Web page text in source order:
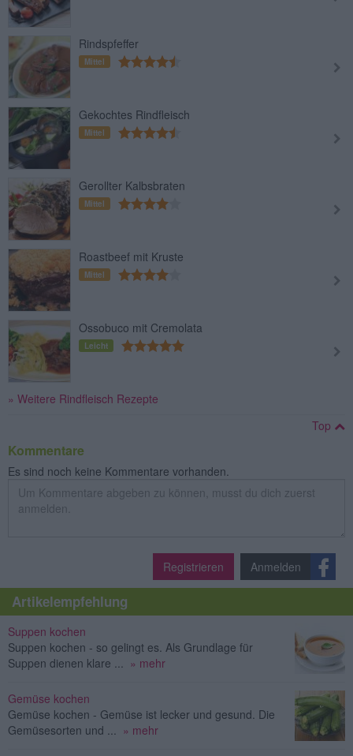
Rindspfeffer
Mittel
Gekochtes Rindfleisch
Mittel
Gerollter Kalbsbraten
Mittel
Roastbeef mit Kruste
Mittel
Ossobuco mit Cremolata
Leicht
» Weitere Rindfleisch Rezepte
Top
Kommentare
Es sind noch keine Kommentare vorhanden.
Registrieren Anmelden
Artikelempfehlung
Suppen kochen
Suppen kochen - so gelingt es. Als Grundlage für
Suppen dienen klare ... » mehr
Gemüse kochen
Gemüse kochen - Gemüse ist lecker und gesund. Die
Gemüsesorten und ... » mehr